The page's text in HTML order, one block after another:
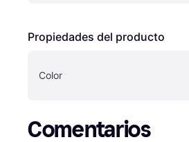
Propiedades del producto
Color
Comentarios